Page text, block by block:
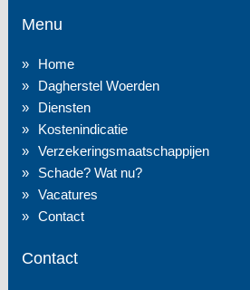
Menu
Home
Dagherstel Woerden
Diensten
Kostenindicatie
Verzekeringsmaatschappijen
Schade? Wat nu?
Vacatures
Contact
Contact